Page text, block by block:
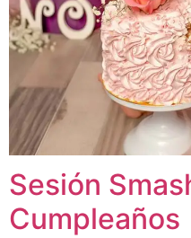
Sesión
Cumpleaños